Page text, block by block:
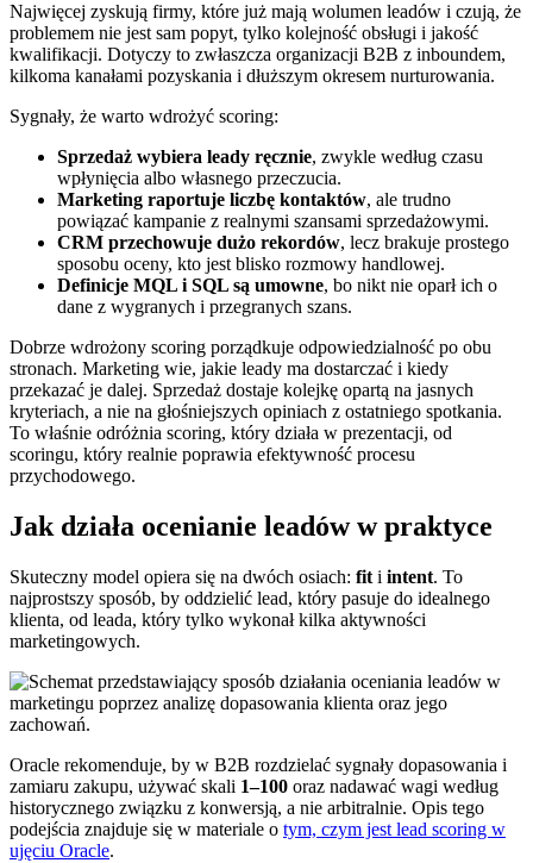
Najwięcej zyskują firmy, które już mają wolumen leadów i czują, że
problemem nie jest sam popyt, tylko kolejność obsługi i jakość
kwalifikacji. Dotyczy to zwłaszcza organizacji B2B z inboundem,
kilkoma kanałami pozyskania i dłuższym okresem nurturowania.
Sygnały, że warto wdrożyć scoring:
Sprzedaż wybiera leady ręcznie, zwykle według czasu
wpłynięcia albo własnego przeczucia.
Marketing raportuje liczbę kontaktów, ale trudno
powiązać kampanie z realnymi szansami sprzedażowymi.
CRM przechowuje dużo rekordów, lecz brakuje prostego
sposobu oceny, kto jest blisko rozmowy handlowej.
Definicje MQL i SQL są umowne, bo nikt nie oparł ich o
dane z wygranych i przegranych szans.
Dobrze wdrożony scoring porządkuje odpowiedzialność po obu
stronach. Marketing wie, jakie leady ma dostarczać i kiedy
przekazać je dalej. Sprzedaż dostaje kolejkę opartą na jasnych
kryteriach, a nie na głośniejszych opiniach z ostatniego spotkania.
To właśnie odróżnia scoring, który działa w prezentacji, od
scoringu, który realnie poprawia efektywność procesu
przychodowego.
Jak działa ocenianie leadów w praktyce
Skuteczny model opiera się na dwóch osiach: fit i intent. To
najprostszy sposób, by oddzielić lead, który pasuje do idealnego
klienta, od leada, który tylko wykonał kilka aktywności
marketingowych.
Oracle rekomenduje, by w B2B rozdzielać sygnały dopasowania i
zamiaru zakupu, używać skali 1–100 oraz nadawać wagi według
historycznego związku z konwersją, a nie arbitralnie. Opis tego
podejścia znajduje się w materiale o tym, czym jest lead scoring w
ujęciu Oracle.